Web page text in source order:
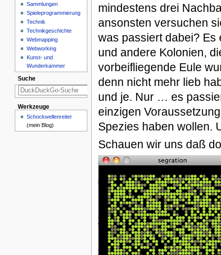
mindestens drei
ansonsten versuchen
was passiert dabei? Es
und andere Kolonien,
vorbeifliegende Eule
denn nicht mehr lieb
und je. Nur … es
einzigen
Spezies haben wollen.
Schauen wir uns daß
Sammlungen
Spieleprogrammierung
Technik
Technikgeschichte
Webmapping
Webworking
Kunst- und
Wunderkammer
Suche
Werkzeuge
Schockwellenreiter
(mein Blog)